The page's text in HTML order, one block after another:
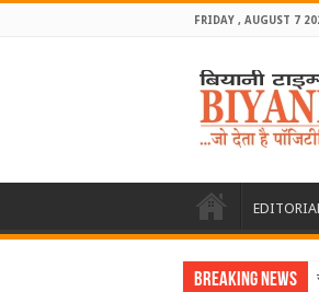
FRIDAY , AUGUST 7
Breaking News